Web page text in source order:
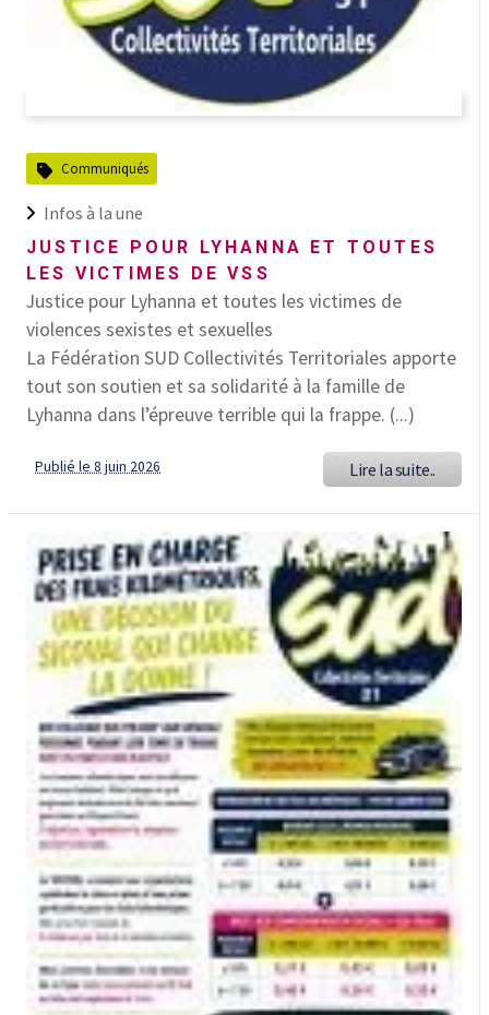
Communiqués
Infos à la une
JUSTICE POUR LYHANNA ET TOUTES
LES VICTIMES DE VSS
Justice pour Lyhanna et toutes les victimes de
violences sexistes et sexuelles
La Fédération SUD Collectivités Territoriales apporte
tout son soutien et sa solidarité à la famille de
Lyhanna dans l’épreuve terrible qui la frappe. (...)
Publié le 8 juin 2026 Lire la suite..